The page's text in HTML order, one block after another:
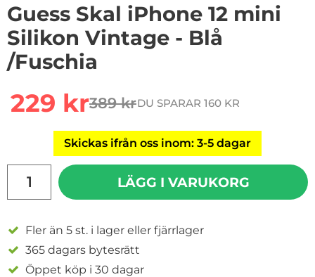
Guess Skal iPhone 12 mini
Silikon Vintage - Blå
/Fuschia
rea pris
229 krtidigare pris
389 krDU SPARAR 160 KR
Skickas ifrån oss inom: 3-5 dagar
LÄGG I VARUKORG
Fler än 5 st. i lager eller fjärrlager
365 dagars bytesrätt
Öppet köp i 30 dagar